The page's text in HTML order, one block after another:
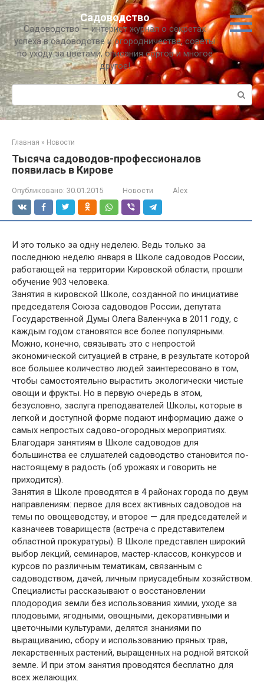
Перейти
к
контенту
Садоводство
Садоводство — интернет журнал о секретах
успеха в садоводстве и огородничестве, советы
по уходу за цветами, описания сортов и многое
другое!
Поиск:
Главная » Новости
Тысяча садоводов-профессионалов
появилась в Кирове
Опубликовано: 30.01.2015 Новости Alex
И это только за одну неделею. Ведь только за
последнюю неделю января в Школе садоводов России,
работающей на территории Кировской области, прошли
обучение 903 человека.
Занятия в кировской Школе, созданной по инициативе
председателя Союза садоводов России, депутата
Государственной Думы Олега Валенчука в 2011 году, с
каждым годом становятся все более популярными.
Можно, конечно, связывать это с непростой
экономической ситуацией в стране, в результате которой
все большее количество людей заинтересовано в том,
чтобы самостоятельно вырастить экологически чистые
овощи и фрукты. Но в первую очередь в этом,
безусловно, заслуга преподавателей Школы, которые в
легкой и доступной форме подают информацию даже о
самых непростых садово-огородных мероприятиях.
Благодаря занятиям в Школе садоводов для
большинства ее слушателей садоводство становится по-
настоящему в радость (об урожаях и говорить не
приходится).
Занятия в Школе проводятся в 4 районах города по двум
направлениям: первое для всех активных садоводов на
темы по овощеводству, и второе — для председателей и
казначеев товариществ (встреча с представителем
областной прокуратуры). В Школе представлен широкий
выбор лекций, семинаров, мастер-классов, конкурсов и
курсов по различным тематикам, связанным с
садоводством, дачей, личным приусадебным хозяйством.
Специалисты рассказывают о восстановлении
плодородия земли без использования химии, уходе за
плодовыми, ягодными, овощными, декоративными и
цветочными культурами, делятся знаниями по
выращиванию, сбору и использованию пряных трав,
лекарственных растений, выращенных на родной вятской
земле. И при этом занятия проводятся бесплатно для
всех желающих.